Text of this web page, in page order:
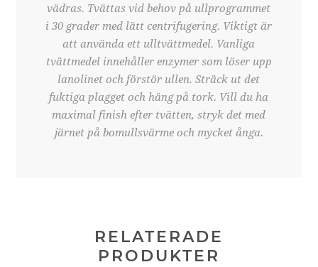
vädras. Tvättas vid behov på ullprogrammet
i 30 grader med lätt centrifugering. Viktigt är
att använda ett ulltvättmedel. Vanliga
tvättmedel innehåller enzymer som löser upp
lanolinet och förstör ullen. Sträck ut det
fuktiga plagget och häng på tork. Vill du ha
maximal finish efter tvätten, stryk det med
järnet på bomullsvärme och mycket ånga.
RELATERADE
PRODUKTER